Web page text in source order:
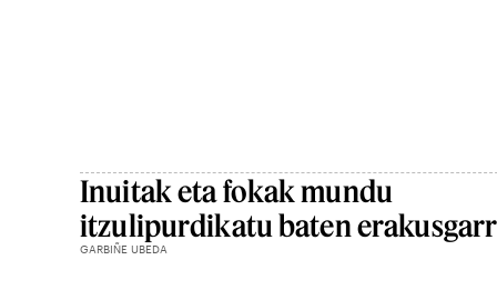
Inuitak eta fokak mundu
itzulipurdikatu baten
GARBIÑE UBEDA